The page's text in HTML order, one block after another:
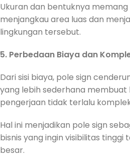
Ukuran dan bentuknya
menjangkau area luas dan
lingkungan tersebut.
5. Perbedaan Biaya dan
Dari sisi biaya, pole sign
yang lebih sederhana
pengerjaan tidak terlalu
Hal ini menjadikan pole sign
bisnis yang ingin visibilitas tinggi
besar.